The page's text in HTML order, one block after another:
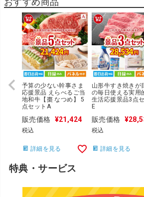
予算の少ない幹事さま
応援景品 えらべるご当
地和牛【棗 なつめ】 5
点セットA
販売価格 ¥21,424
税込
詳細を見る
山形牛すき焼きが
の毎日使える実用
生活応援景品3点
E
販売価格 ¥
税込
詳細を見る
特典・サービス